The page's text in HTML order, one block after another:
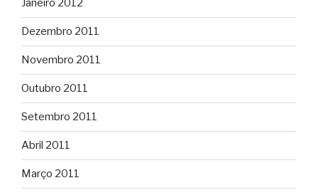
Janeiro 2012
Dezembro 2011
Novembro 2011
Outubro 2011
Setembro 2011
Abril 2011
Março 2011